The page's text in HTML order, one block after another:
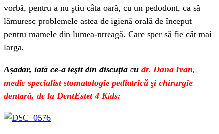
vorbă, pentru a nu ştiu câta oară, cu un pedodont, ca să
lămuresc problemele astea de igienă orală de început
pentru mamele din lumea-ntreagă. Care sper să fie cât mai
largă.
Aşadar, iată ce-a ieşit din discuţia cu dr. Dana Ivan,
medic specialist stomatologie pediatrică şi chirurgie
dentară, de la DentEstet 4 Kids: